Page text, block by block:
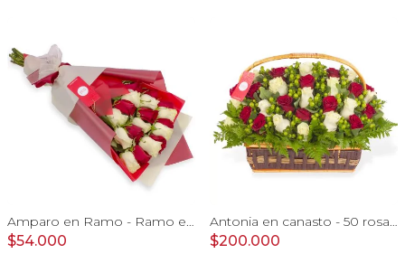
Amparo en Ramo - Ramo extendido 18 rosas blanco y rojo
$54.000
Antonia en canasto - 50 rosas rojo y blanco e hypericum
$200.000